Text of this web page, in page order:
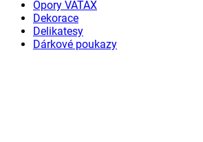
Opory VATAX
Dekorace
Delikatesy
Dárkové poukazy